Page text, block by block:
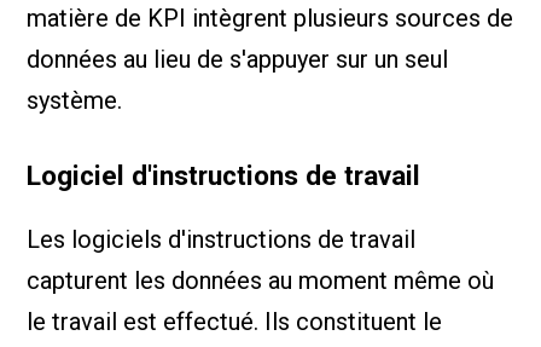
matière de KPI intègrent plusieurs sources de
données au lieu de s'appuyer sur un seul
système.
Logiciel d'instructions de travail
Les logiciels d'instructions de travail
capturent les données au moment même où
le travail est effectué. Ils constituent le